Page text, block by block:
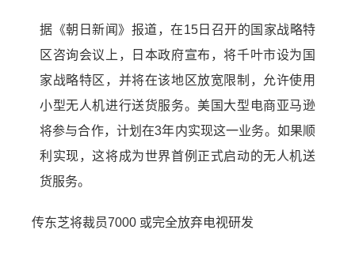
据《朝日新闻》报道，在15日召开的国家战略特
区咨询会议上，日本政府宣布，将千叶市设为国
家战略特区，并将在该地区放宽限制，允许使用
小型无人机进行送货服务。美国大型电商亚马逊
将参与合作，计划在3年内实现这一业务。如果顺
利实现，这将成为世界首例正式启动的无人机送
货服务。
传东芝将裁员7000 或完全放弃电视研发